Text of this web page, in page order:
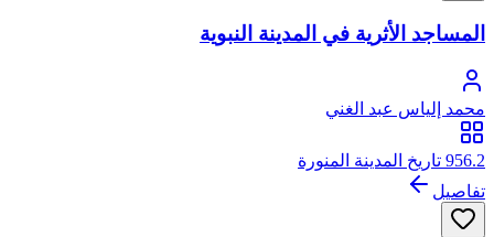
المساجد الأثرية في المدينة النبوية
محمد إلياس عبد الغني
956.2 تاريخ المدينة المنورة
تفاصيل